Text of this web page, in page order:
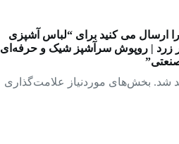
را ارسال می کنید برای “لباس آشپزی
زرد | روپوش سرآشپز شیک و حرفه‌ای
شد. بخش‌های موردنیاز علامت‌گذاری